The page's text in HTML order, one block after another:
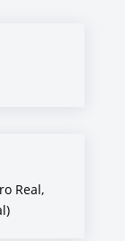
Real,